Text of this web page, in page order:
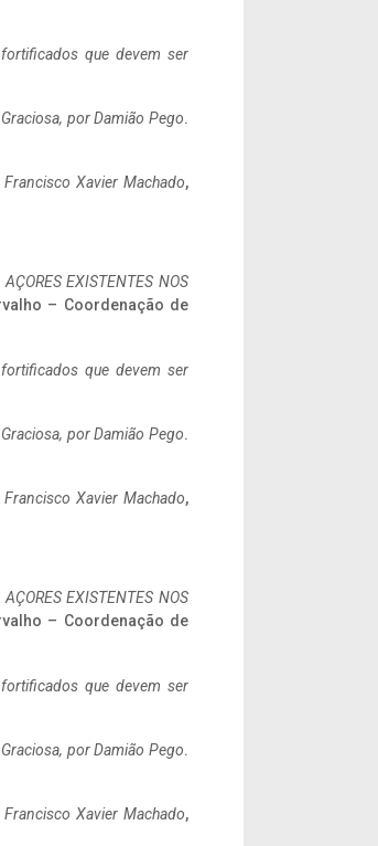
que devem ser
por Damião Pego.
Xavier Machado,
EXISTENTES NOS
– Coordenação de
que devem ser
por Damião Pego.
Xavier Machado,
EXISTENTES NOS
– Coordenação de
que devem ser
por Damião Pego.
Xavier Machado,